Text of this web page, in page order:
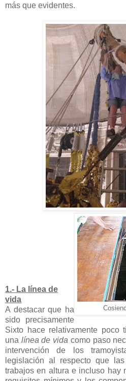
más que evidentes.
1.- La línea de
vida
A destacar que ha
sido precisamente
Sixto hace relativamente poco
una línea de vida como paso
intervención de los
legislación al respecto que
trabajos en altura e incluso hay